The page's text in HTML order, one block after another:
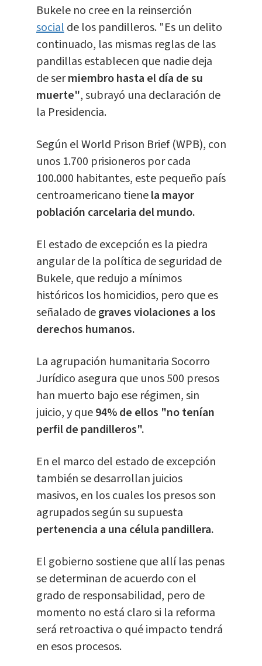
Bukele no cree en la reinserción
socialde los pandilleros. "Es un delito
continuado, las mismas reglas de las
pandillas establecen que nadie deja
de sermiembro hasta el día de su
muerte", subrayó una declaración de
la Presidencia.
Según el World Prison Brief (WPB), con
unos 1.700 prisioneros por cada
100.000 habitantes, este pequeño país
centroamericano tienela mayor
población carcelaria del mundo.
El estado de excepción es la piedra
angular de la política de seguridad de
Bukele, que redujo a mínimos
históricos los homicidios, pero que es
señalado degraves violaciones a los
derechos humanos.
La agrupación humanitaria Socorro
Jurídico asegura que unos 500 presos
han muerto bajo ese régimen, sin
juicio, y que94% de ellos "no tenían
perfil de pandilleros".
En el marco del estado de excepción
también se desarrollan juicios
masivos, en los cuales los presos son
agrupados según su supuesta
pertenencia a una célula pandillera.
El gobierno sostiene que allí las penas
se determinan de acuerdo con el
grado de responsabilidad, pero de
momento no está claro si la reforma
será retroactiva o qué impacto tendrá
en esos procesos.